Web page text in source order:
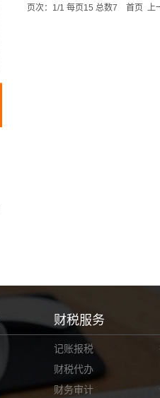
页次：1/1 每页15 总数7 首页
财税服务
记账报税
财税代办
财务审计